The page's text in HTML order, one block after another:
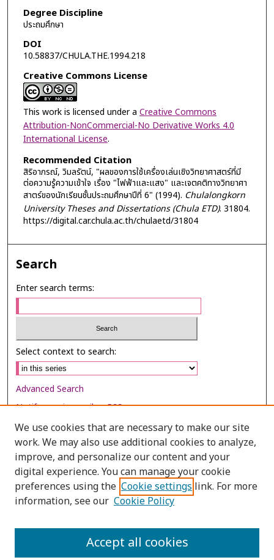
Degree Discipline
ประถมศึกษา
DOI
10.58837/CHULA.THE.1994.218
Creative Commons License
This work is licensed under a Creative Commons
Attribution-NonCommercial-No Derivative Works 4.0
International License.
Recommended Citation
สิริอาภรณ์, วิมลรัตน์, "ผลของการใช้เครื่องเล่นเชิงวิทยาศาสตร์ที่มี
ต่อความรู้ความเข้าใจ เรื่อง "ไฟฟ้าและแสง" และเจตคติทางวิทยาศา
สาตร์ของนักเรียนชั้นประถมศึกษาปีที่ 6" (1994). Chulalongkorn
University Theses and Dissertations (Chula ETD). 31804.
https://digital.car.chula.ac.th/chulaetd/31804
Search
Enter search terms:
Select context to search:
Advanced Search
Notify me via email orRSS
Browse
Collections
Disciplines
Authors
We use cookies that are necessary to make our site
work. We may also use additional cookies to analyze,
improve, and personalize our content and your
digital experience. You can manage your cookie
preferences using the Cookie settings link. For more
information, see our Cookie Policy
Accept all cookies